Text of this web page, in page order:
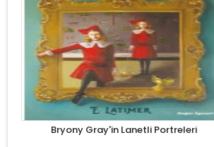
Bryony Gray'in Lanetli Portreleri